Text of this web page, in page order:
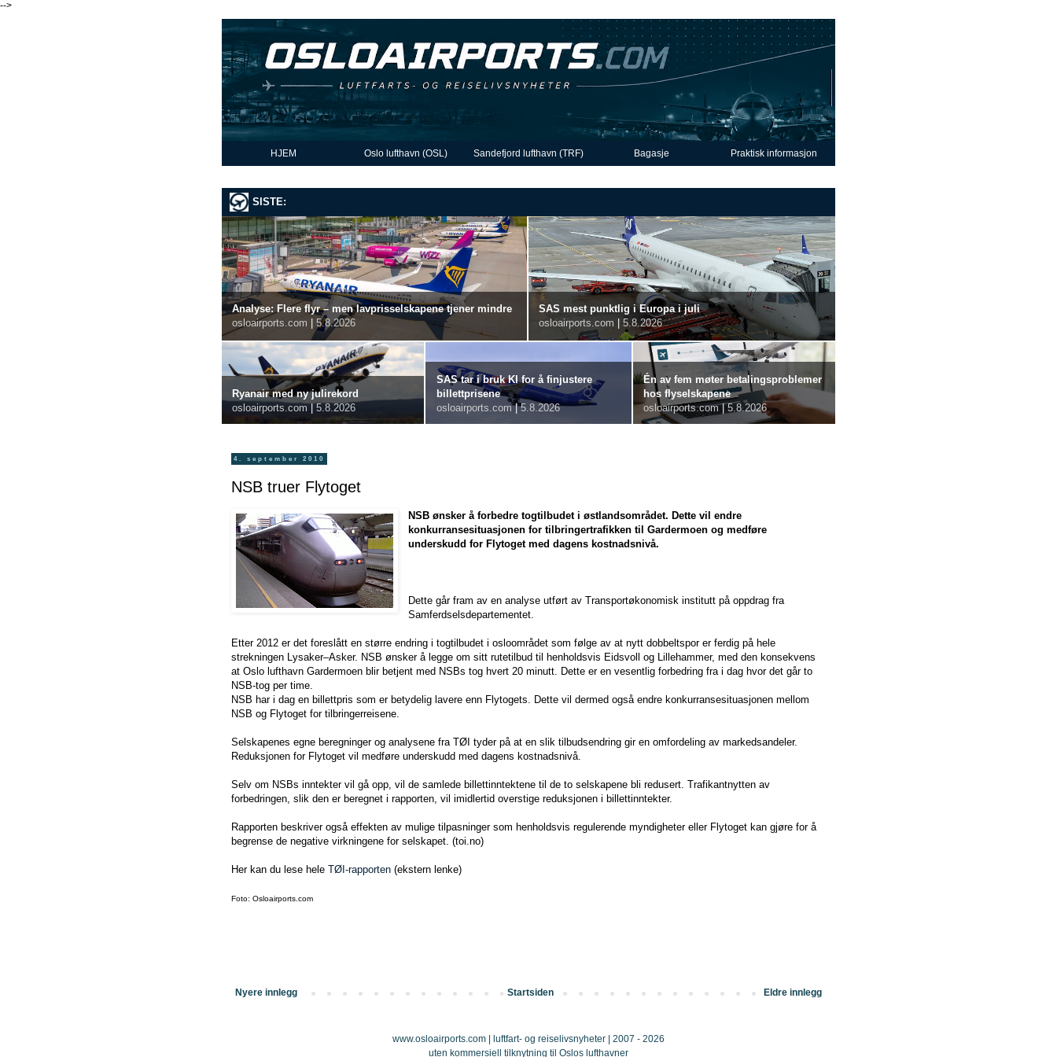
-->
HJEM Oslo lufthavn (OSL) Sandefjord lufthavn (TRF) Bagasje Praktisk informasjon
SISTE:
Analyse: Flere flyr – men lavprisselskapene tjener mindre
osloairports.com
5.8.2026
SAS mest punktlig i Europa i juli
osloairports.com
5.8.2026
Ryanair med ny julirekord
osloairports.com | 5.8.2026
SAS tar i bruk KI for å finjustere
billettprisene
osloairports.com | 5.8.2026
Én av fem møter betalingsproblemer
hos flyselskapene
osloairports.com | 5.8.2026
4. september 2010
NSB truer Flytoget
NSB ønsker å forbedre togtilbudet i østlandsområdet. Dette vil endre
konkurransesituasjonen for tilbringertrafikken til Gardermoen og medføre
underskudd for Flytoget med dagens kostnadsnivå.
Dette går fram av en analyse utført av Transportøkonomisk institutt på oppdrag fra
Samferdselsdepartementet.
Etter 2012 er det foreslått en større endring i togtilbudet i osloområdet som følge av at nytt dobbeltspor er ferdig på hele
strekningen Lysaker–Asker. NSB ønsker å legge om sitt rutetilbud til henholdsvis Eidsvoll og Lillehammer, med den konsekvens
at Oslo lufthavn Gardermoen blir betjent med NSBs tog hvert 20 minutt. Dette er en vesentlig forbedring fra i dag hvor det går to
NSB-tog per time.
NSB har i dag en billettpris som er betydelig lavere enn Flytogets. Dette vil dermed også endre konkurransesituasjonen mellom
NSB og Flytoget for tilbringerreisene.
Selskapenes egne beregninger og analysene fra TØI tyder på at en slik tilbudsendring gir en omfordeling av markedsandeler.
Reduksjonen for Flytoget vil medføre underskudd med dagens kostnadsnivå.
Selv om NSBs inntekter vil gå opp, vil de samlede billettinntektene til de to selskapene bli redusert. Trafikantnytten av
forbedringen, slik den er beregnet i rapporten, vil imidlertid overstige reduksjonen i billettinntekter.
Rapporten beskriver også effekten av mulige tilpasninger som henholdsvis regulerende myndigheter eller Flytoget kan gjøre for å
begrense de negative virkningene for selskapet. (toi.no)
Her kan du lese hele TØI-rapporten (ekstern lenke)
Foto: Osloairports.com
Nyere innlegg Eldre innlegg
Startsiden
www.osloairports.com | luftfart- og reiselivsnyheter | 2007 - 2026
uten kommersiell tilknytning til Oslos lufthavner